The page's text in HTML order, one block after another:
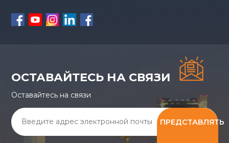
ОСТАВАЙТЕСЬ НА СВЯЗИ
Оставайтесь на связи
ПРЕДСТАВЛЯТЬ